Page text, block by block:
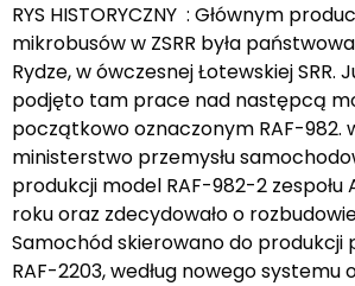
RYS HISTORYCZNY : Głównym
mikrobusów w ZSRR była
Rydze, w ówczesnej Łotewskiej SRR.
podjęto tam prace nad następcą
początkowo oznaczonym RAF-982.
ministerstwo przemysłu
produkcji model RAF-982-2 zespołu
roku oraz zdecydowało o
Samochód skierowano do produkcji
RAF-2203, według nowego systemu